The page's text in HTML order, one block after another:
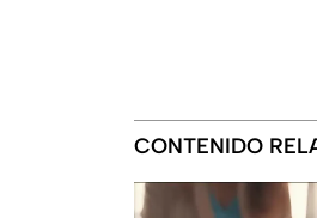
CONTENIDO